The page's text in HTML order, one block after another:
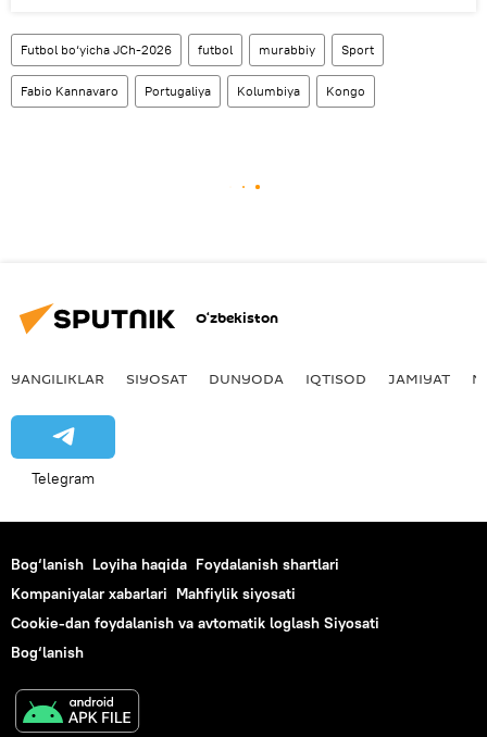
Futbol bo‘yicha JCh-2026 futbol murabbiy Sport
Fabio Kannavaro Portugaliya Kolumbiya Kongo
O‘zbekiston
YANGILIKLAR SIYOSAT DUNYODA IQTISOD JAMIYAT
Telegram
Bog‘lanish Loyiha haqida Foydalanish shartlari
Kompaniyalar xabarlari Mahfiylik siyosati
Cookie-dan foydalanish va avtomatik loglash Siyosati
Bog‘lanish